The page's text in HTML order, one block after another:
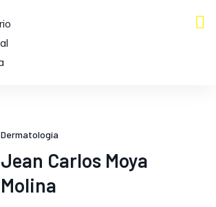
Dermatología
Jean Carlos Moya
Molina